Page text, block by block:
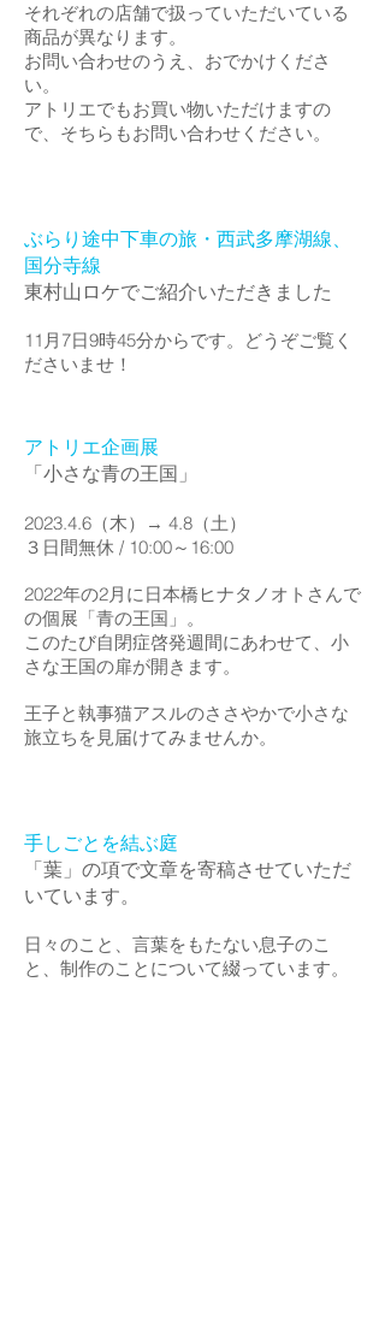
それぞれの店舗で扱っていただいている
商品が異なります。
お問い合わせのうえ、おでかけくださ
い。
​アトリエでもお買い物いただけますの
で、そちらもお問い合わせください。
ぶらり途中下車の旅・西武多摩湖線、
国分寺線
東村山ロケでご紹介いただきました
​11月7日9時45分からです。どうぞご覧く
ださいませ！
アトリエ企画展
「小さな青の王国」
2023.4.6（木）→ 4.8（土）
３日間無休 / 10:00～16:00
2022年の2月に日本橋ヒナタノオトさんで
の個展「青の王国」。
このたび自閉症啓発週間にあわせて、 小
さな王国の扉が開きます。
王子と執事猫アスルのささやかで小さな
旅立ちを見届けてみませんか。
手しごとを結ぶ庭
「葉」の項で文章を寄稿させていただ
いています。
日々のこと、言葉をもたない息子のこ
と、制作のことについて綴っています。